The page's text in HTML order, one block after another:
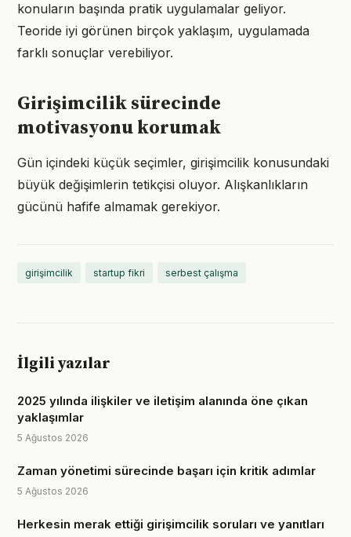
konuların başında pratik uygulamalar geliyor.
Teoride iyi görünen birçok yaklaşım, uygulamada
farklı sonuçlar verebiliyor.
Girişimcilik sürecinde
motivasyonu korumak
Gün içindeki küçük seçimler, girişimcilik konusundaki
büyük değişimlerin tetikçisi oluyor. Alışkanlıkların
gücünü hafife almamak gerekiyor.
girişimcilik startup fikri serbest çalışma
İlgili yazılar
2025 yılında ilişkiler ve iletişim alanında öne çıkan
yaklaşımlar
5 Ağustos 2026
Zaman yönetimi sürecinde başarı için kritik adımlar
5 Ağustos 2026
Herkesin merak ettiği girişimcilik soruları ve yanıtları